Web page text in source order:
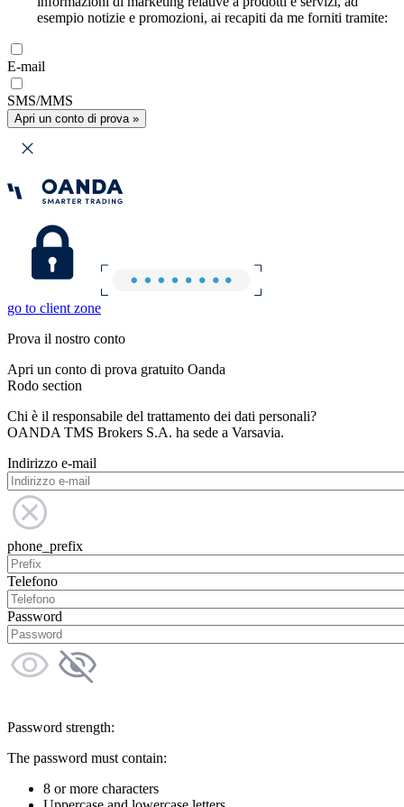
esempio notizie e promozioni, ai recapiti da me forniti tramite:
E-mail
SMS/MMS
Apri un conto di prova »
go to client zone
Prova il nostro conto
Apri un conto di prova gratuito Oanda
Rodo section
Chi è il responsabile del trattamento dei dati personali?
OANDA TMS Brokers S.A. ha sede a Varsavia.
Indirizzo e-mail
phone_prefix
Telefono
Password
Password strength:
The password must contain:
8 or more characters